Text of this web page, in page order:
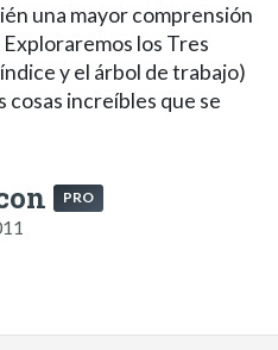
una mayor comprensión
los Tres
y el árbol de trabajo)
cosas increíbles que se
PRO